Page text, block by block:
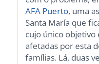
AFA Puerto, uma
Santa María que
cujo único objetivo
afetadas por esta
famílias. Lá, duas